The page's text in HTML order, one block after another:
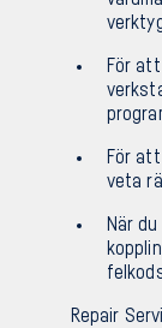
För
För
veta
När
Repair